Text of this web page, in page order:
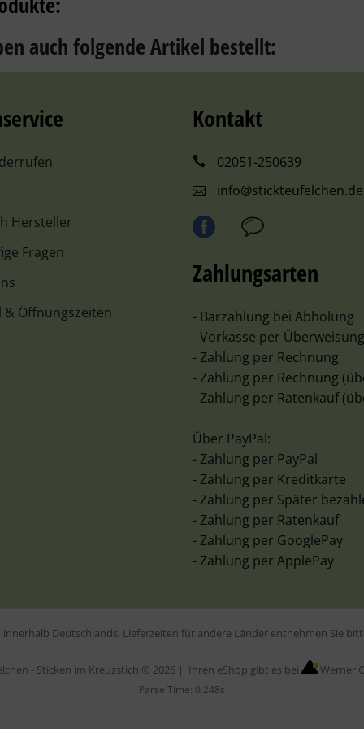
auch folgende Artikel bestellt:
Hersteller
Fragen
& Öffnungszeiten
Kontakt
02051-250639
info@stickteufelchen.de
Zahlungsarten
- Barzahlung bei Abholung
- Vorkasse per
- Zahlung per Rechnung
- Zahlung per Rechnung
- Zahlung per Ratenkauf
Über PayPal:
- Zahlung per PayPal
- Zahlung per Kreditkarte
- Zahlung per Später
- Zahlung per Ratenkauf
- Zahlung per GooglePay
- Zahlung per ApplePay
Deutschlands, Lieferzeiten für andere Länder entnehmen Sie
- Sticken im Kreuzstich © 2026 | Ihren eShop gibt es bei Werner
Parse Time: 0.248s